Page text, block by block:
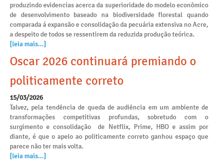
produzindo evidencias acerca da superioridade do modelo econômico
de desenvolvimento baseado na biodiversidade florestal quando
comparada á expansão e consolidação da pecuária extensiva no Acre,
a despeito de todos se ressentirem da reduzida produção teórica.
[leia mais...]
Oscar 2026 continuará premiando o
politicamente correto
15/03/2026
Talvez, pela tendência de queda de audiência em um ambiente de
transformações competitivas profundas, sobretudo com o
surgimento e consolidação de Netflix, Prime, HBO e assim por
diante, é que o apelo ao politicamente correto ganhou espaço que
parece não ter mais volta.
[leia mais...]